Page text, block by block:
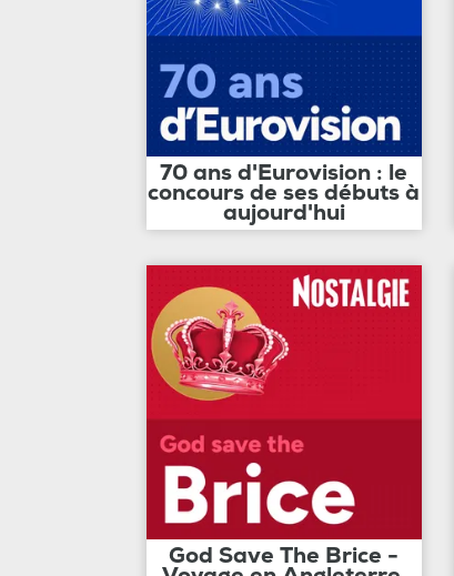
70 ans d'Eurovision : le
concours de ses débuts à
aujourd'hui
God Save The Brice -